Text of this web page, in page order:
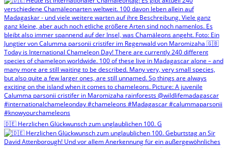
🇩🇪 Herzlichen Glückwunsch zum unglaublichen 100. G